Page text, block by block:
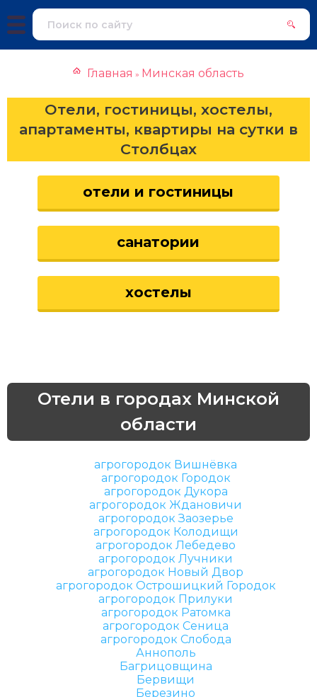
Главная » Минская область
Отели, гостиницы, хостелы,
апартаменты, квартиры на сутки в
Столбцах
отели и гостиницы
санатории
хостелы
Отели в городах Минской
области
агрогородок Вишнёвка
агрогородок Городок
агрогородок Дукора
агрогородок Ждановичи
агрогородок Заозерье
агрогородок Колодищи
агрогородок Лебедево
агрогородок Лучники
агрогородок Новый Двор
агрогородок Острошицкий Городок
агрогородок Прилуки
агрогородок Ратомка
агрогородок Сеница
агрогородок Слобода
Аннополь
Багрицовщина
Бервищи
Березино